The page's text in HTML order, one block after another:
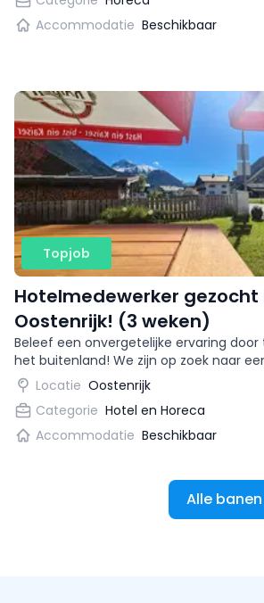
Accommodatie Beschikbaar
Topjob
Hotelmedewerker
Oostenrijk! (3 weken)
Beleef een onvergetelijke ervaring door
het buitenland! We zijn op zoek naar
samen met ons het Gasthof wil runnen.
baan in een schitterende omgeving!
doorgroeien tot een
en lees snel verder om te kijken wat je
Locatie Oostenrijk
Categorie Hotel en Horeca
Accommodatie Beschikbaar
Alle